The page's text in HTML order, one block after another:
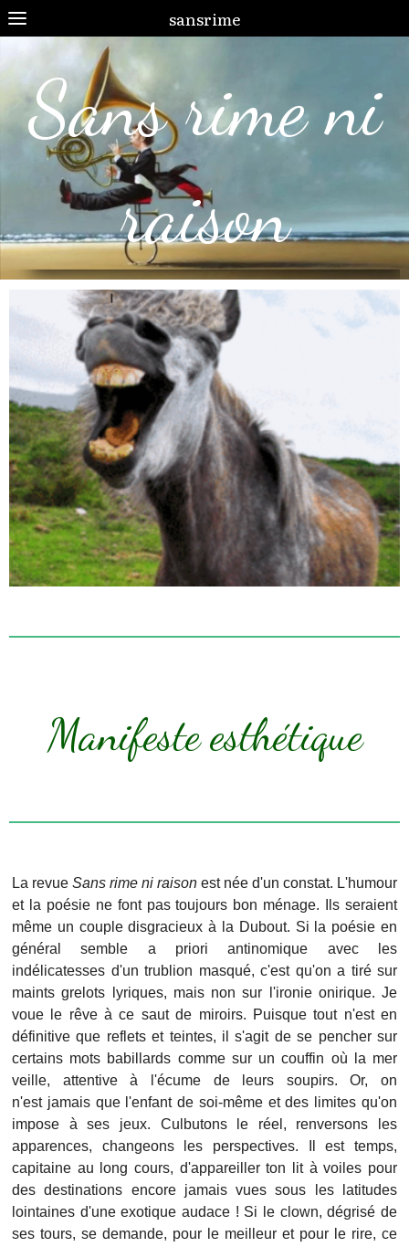
sansrime
Sans rime ni
raison
Manifeste esthétique
La revue Sans rime ni raison est née d'un constat. L'humour
et la poésie ne font pas toujours bon ménage. Ils seraient
même un couple disgracieux à la Dubout. Si la poésie en
général semble a priori antinomique avec les
indélicatesses d'un trublion masqué, c'est qu'on a tiré sur
maints grelots lyriques, mais non sur l'ironie onirique. Je
voue le rêve à ce saut de miroirs. Puisque tout n'est en
définitive que reflets et teintes, il s'agit de se pencher sur
certains mots babillards comme sur un couffin où la mer
veille, attentive à l'écume de leurs soupirs. Or, on
n'est jamais que l'enfant de soi-même et des limites qu'on
impose à ses jeux. Culbutons le réel, renversons les
apparences, changeons les perspectives. Il est temps,
capitaine au long cours, d'appareiller ton lit à voiles pour
des destinations encore jamais vues sous les latitudes
lointaines d'une exotique audace ! Si le clown, dégrisé de
ses tours, se demande, pour le meilleur et pour le rire, ce